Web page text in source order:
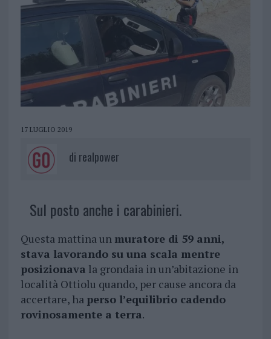
17 LUGLIO 2019
di realpower
Sul posto anche i carabinieri.
Questa mattina un muratore di 59 anni,
stava lavorando su una scala mentre
posizionava la grondaia in un’abitazione in
località Ottiolu quando, per cause ancora da
accertare, ha perso l’equilibrio cadendo
rovinosamente a terra.